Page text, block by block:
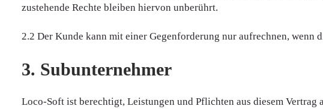
zustehende Rechte bleiben hiervon unberührt.
2.2 Der Kunde kann mit einer Gegenforderung nur aufrechnen,
3. Subunternehmer
Loco-Soft ist berechtigt, Leistungen und Pflichten aus diesem